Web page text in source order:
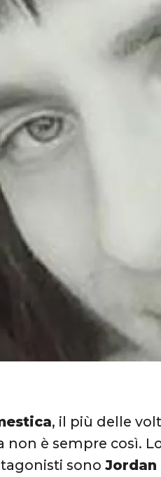
, il più delle
non è sempre così.
sono